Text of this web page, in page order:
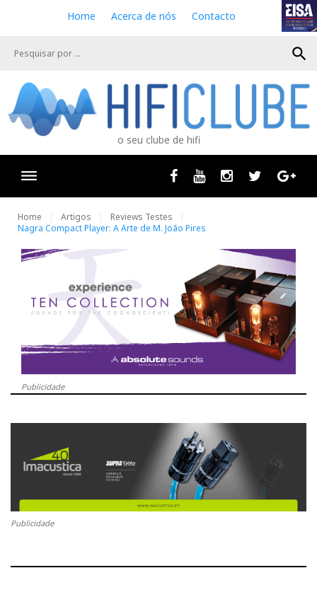
e
Home Acerca de nós Contacto
search
o seu clube de hifi
Facebook
Youtube InstagramTwitter
Home Artigos
Reviews Testes
Nagra Compact Player: A Arte de M. João Pires
Publicidade
Publicidade